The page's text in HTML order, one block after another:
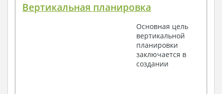
Поэтажные маркировочные планы с
Разрезы и состав конструкций
Фасады с ведомостью внешних отделок
Элементы проемов – спецификация
Ведомость перемычек – сечения и
Вертикальная планировка
Основная цель
вертикальной
планировки
заключается в
создании